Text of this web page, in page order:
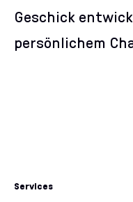
Geschick
persönlichem
Services